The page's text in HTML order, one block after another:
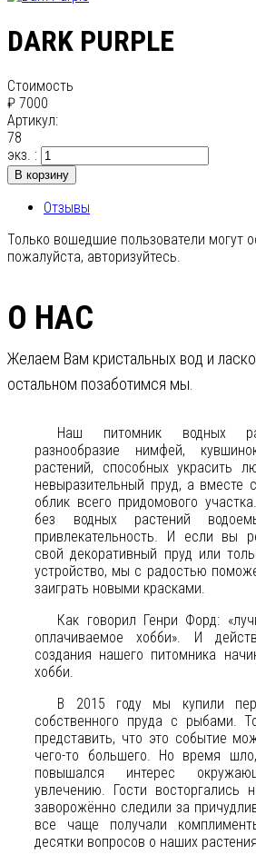
DARK PURPLE
Стоимость
₽ 7000
Артикул:
78
экз. :
В корзину
Отзывы
Только вошедшие пользователи могут
пожалуйста, авторизуйтесь.
О НАС
Желаем Вам кристальных вод и
остальном позаботимся мы.
Наш питомник водных
разнообразие нимфей,
растений, способных украсить
невыразительный пруд, а
облик всего придомового
без водных растений
привлекательность. И если вы
свой декоративный пруд или
устройство, мы с радостью
заиграть новыми красками.
Как говорил Генри Форд:
оплачиваемое хобби». И
создания нашего питомника
хобби.
В 2015 году мы купили
собственного пруда с рыбами.
представить, что это событие
чего-то большего. Но время
повышался интерес
увлечению. Гости восторгались
заворожённо следили за
все чаще получали
десятки вопросов о наших